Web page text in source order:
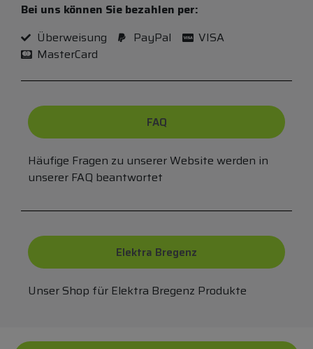
Bei uns können Sie bezahlen per:
Überweisung
PayPal
VISA
MasterCard
FAQ
Häufige Fragen zu unserer Website werden in
unserer FAQ beantwortet
Elektra Bregenz
Unser Shop für Elektra Bregenz Produkte